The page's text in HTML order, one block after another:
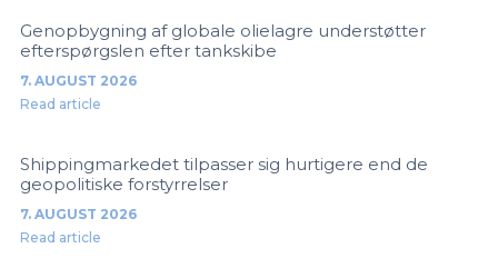
Genopbygning af globale olielagre understøtter
efterspørgslen efter tankskibe
7. AUGUST 2026
Read article
Shippingmarkedet tilpasser sig hurtigere end de
geopolitiske forstyrrelser
7. AUGUST 2026
Read article